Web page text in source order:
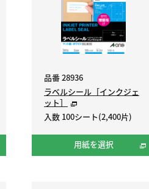
品番 28936
ラベルシール［インクジェ
ット］
入数 100シート(2,400片)
用紙を選択